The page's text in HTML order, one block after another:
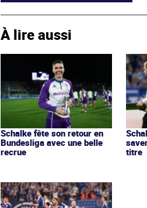
À lire aussi
Schalke fête son retour en
Bundesliga avec une belle
recrue
titre